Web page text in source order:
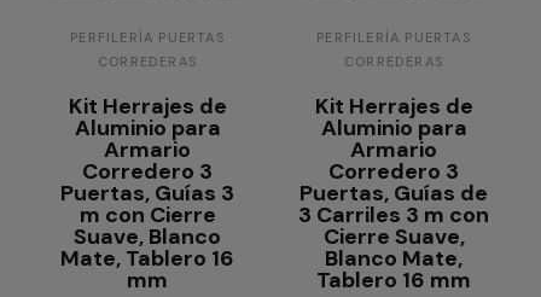
PERFILERÍA PUERTAS
CORREDERAS
Kit Herrajes de
Aluminio para
Armario
Corredero 3
Puertas, Guías 3
m con Cierre
Suave, Blanco
Mate, Tablero 16
mm
PERFILERÍA PUERTAS
CORREDERAS
Kit Herrajes de
Aluminio para
Armario
Corredero 3
Puertas, Guías de
3 Carriles 3 m con
Cierre Suave,
Blanco Mate,
Tablero 16 mm